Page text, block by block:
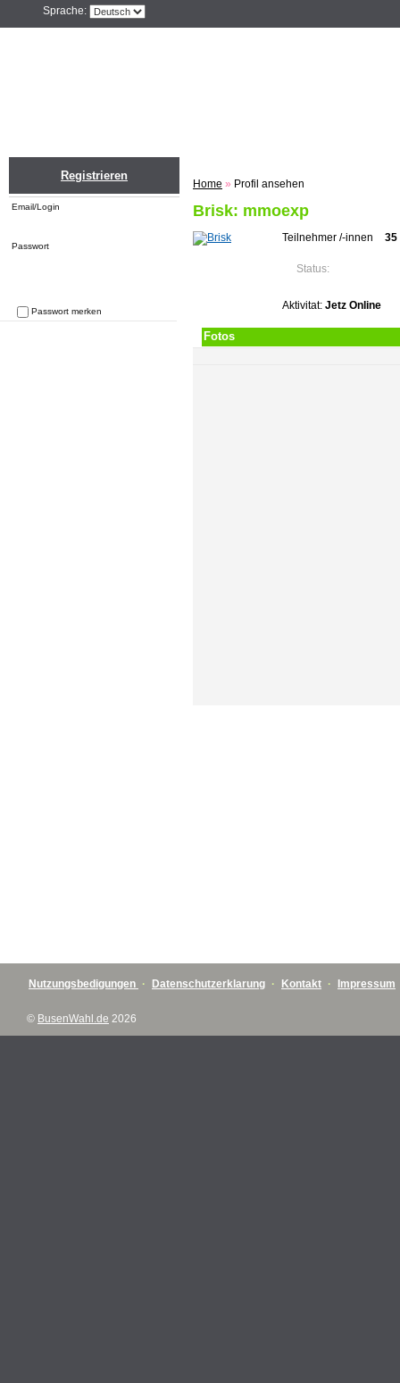
Sprache:
Registrieren
Email/Login
Passwort
Passwort merken
Home » Profil ansehen
Brisk: mmoexp
Teilnehmer /-innen 35
Status:
Aktivitat: Jetz Online
Fotos
Nutzungsbedigungen · Datenschutzerklarung · Kontakt · Impressum
© BusenWahl.de 2026